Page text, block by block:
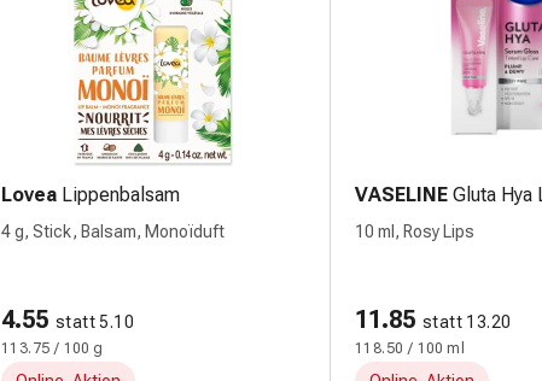
Lovea Lippenbalsam
4 g, Stick, Balsam, Monoïduft
4.55 statt 5.10
113.75 / 100 g
VASELINE Gluta Hya
10 ml, Rosy Lips
11.85 statt 13.20
118.50 / 100 ml